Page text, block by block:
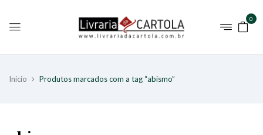
0
Início Produtos marcados com a tag “abismo”